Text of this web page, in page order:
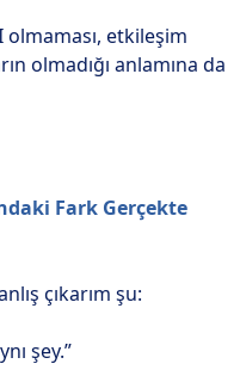
etkileşim
olmadığı anlamına da
Fark Gerçekte
çıkarım şu:
şey.”